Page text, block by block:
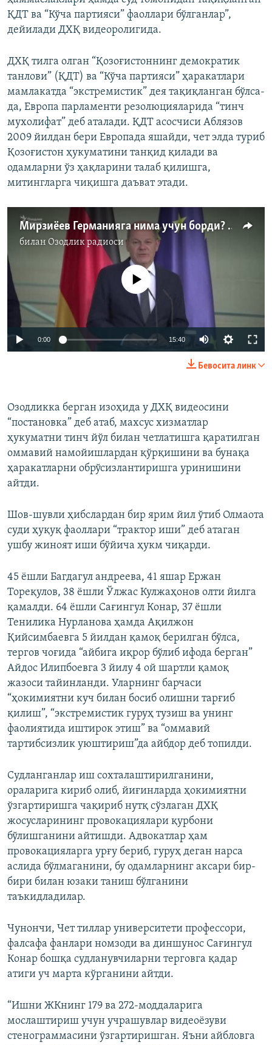
ҚДТ ва “Кўча партияси” фаоллари бўлганлар”,
дейилади ДХҚ видеоролигида.
ДХҚ тилга олган “Қозоғистоннинг демократик
танлови” (ҚДТ) ва “Кўча партияси” ҳаракатлари
мамлакатда “экстремистик” дея тақиқланган бўлса-
да, Европа парламенти резолюцияларида “тинч
мухолифат” деб аталади. ҚДТ асосчиси Аблязов
2009 йилдан бери Европада яшайди, чет элда туриб
Қозоғистон ҳукуматини танқид қилади ва
одамларни ўз ҳақларини талаб қилишга,
митингларга чиқишга даъват этади.
Мирзиёев Германияга нима учун борди? - Берлиндан махсус репортаж
билан Озодлик радиоси
720p
Айни дамда медиа-манба мавжуд эмас
0:00 15:40 Auto
1080p
Бевосита линк
Озодликка берган изоҳида у ДХҚ видеосини
“постановка” деб атаб, махсус хизматлар
ҳукуматни тинч йўл билан четлатишга қаратилган
оммавий намойишлардан қўрқишини ва бунақа
ҳаракатларни обрўсизлантиришга уринишини
айтди.
Шов-шувли ҳибслардан бир ярим йил ўтиб Олмаота
суди ҳуқуқ фаоллари “трактор иши” деб атаган
ушбу жиноят иши бўйича ҳукм чиқарди.
45 ёшли Багдагул андреева, 41 яшар Ержан
Тореқулов, 38 ёшли Ўлжас Кулжаҳонов олти йилга
қамалди. 64 ёшли Сағингул Конар, 37 ёшли
Тенилика Нурланова ҳамда Ақилжон
Қийсимбаевга 5 йилдан қамоқ берилган бўлса,
тергов чоғида “айбига иқрор бўлиб ифода берган”
Айдос Илипбоевга 3 йилу 4 ой шартли қамоқ
жазоси тайинланди. Уларнинг барчаси
“ҳокимиятни куч билан босиб олишни тарғиб
қилиш”, “экстремистик гуруҳ тузиш ва унинг
фаолиятида иштирок этиш” ва “оммавий
тартибсизлик уюштириш”да айбдор деб топилди.
Судланганлар иш сохталаштирилганини,
ораларига кириб олиб, йиғинларда ҳокимиятни
ўзгартиришга чақириб нутқ сўзлаган ДХҚ
жосусларининг провокациялари қурбони
бўлишганини айтишди. Адвокатлар ҳам
провокацияларга урғу бериб, гуруҳ деган нарса
аслида бўлмаганини, бу одамларнинг аксари бир-
бири билан юзаки таниш бўлганини
таъкидладилар.
Чунончи, Чет тиллар университети профессори,
фалсафа фанлари номзоди ва диншунос Сағингул
Конар бошқа судланувчиларни терговга қадар
атиги уч марта кўрганини айтди.
“Ишни ЖКнинг 179 ва 272-моддаларига
мослаштириш учун учрашувлар видеоёзуви
стенограммасини ўзгартиришган. Яъни айбловга